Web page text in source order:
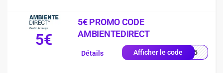
5€
5€ PROMO CODE
AMBIENTEDIRECT
Afficher le codeEUR5
Détails